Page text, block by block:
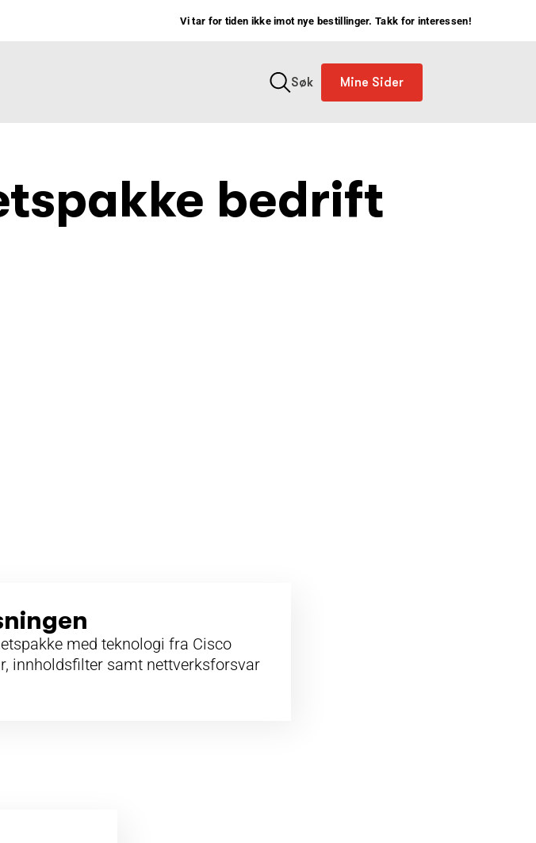
Vi tar for tiden ikke imot nye bestillinger. Takk for interessen!
Søk
Mine Sider
bedrift
med teknologi fra Cisco
innholdsfilter samt nettverksforsvar